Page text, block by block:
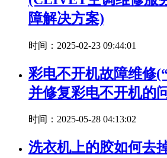
障解决方案)
时间：2025-02-23 09:44:01
彩电不开机故障维修
并修复彩电不开机的
时间：2025-05-28 04:13:02
洗衣机上的胶如何去